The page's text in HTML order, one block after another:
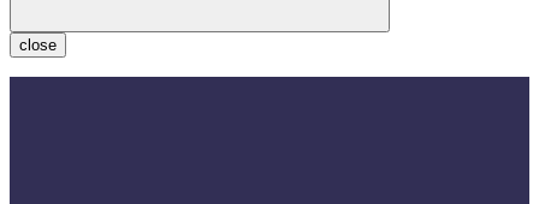
close